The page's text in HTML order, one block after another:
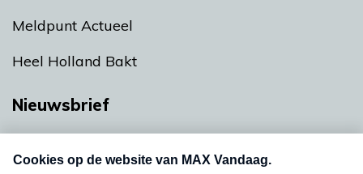
Meldpunt Actueel
Heel Holland Bakt
Nieuwsbrief
nieuwsbrief. Elke vrijdag- en dinsdagochtend in